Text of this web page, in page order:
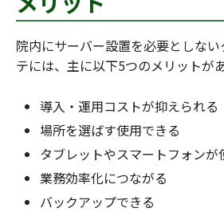
院内にサーバー設置を必要としな
テには、主に以下5つのメリットがあ
導入・運用コストが抑えられる
場所を選ばす使用できる
タブレットやスマートフォンが
業務効率化につながる
バックアップできる